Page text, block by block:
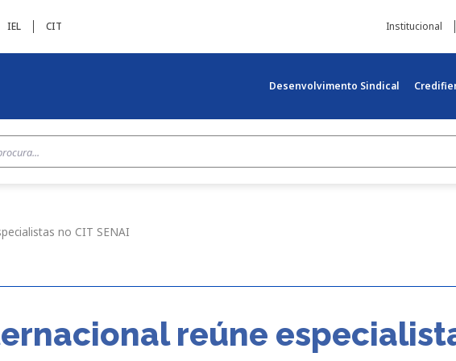
IEL CIT Institucional
Desenvolvimento Sindical
no CIT SENAI
reúne